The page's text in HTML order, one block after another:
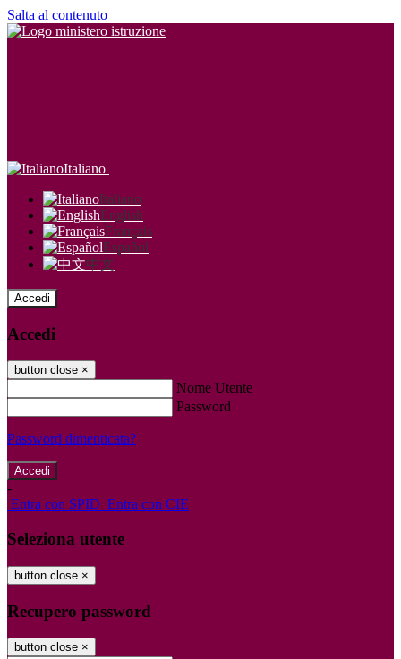
Salta al contenuto
Italiano
Italiano
English
Français
Español
中文
Accedi
Accedi
button close ×
Nome Utente
Password
Password dimenticata?
-
Entra con SPID Entra con CIE
Seleziona utente
button close ×
Recupero password
button close ×